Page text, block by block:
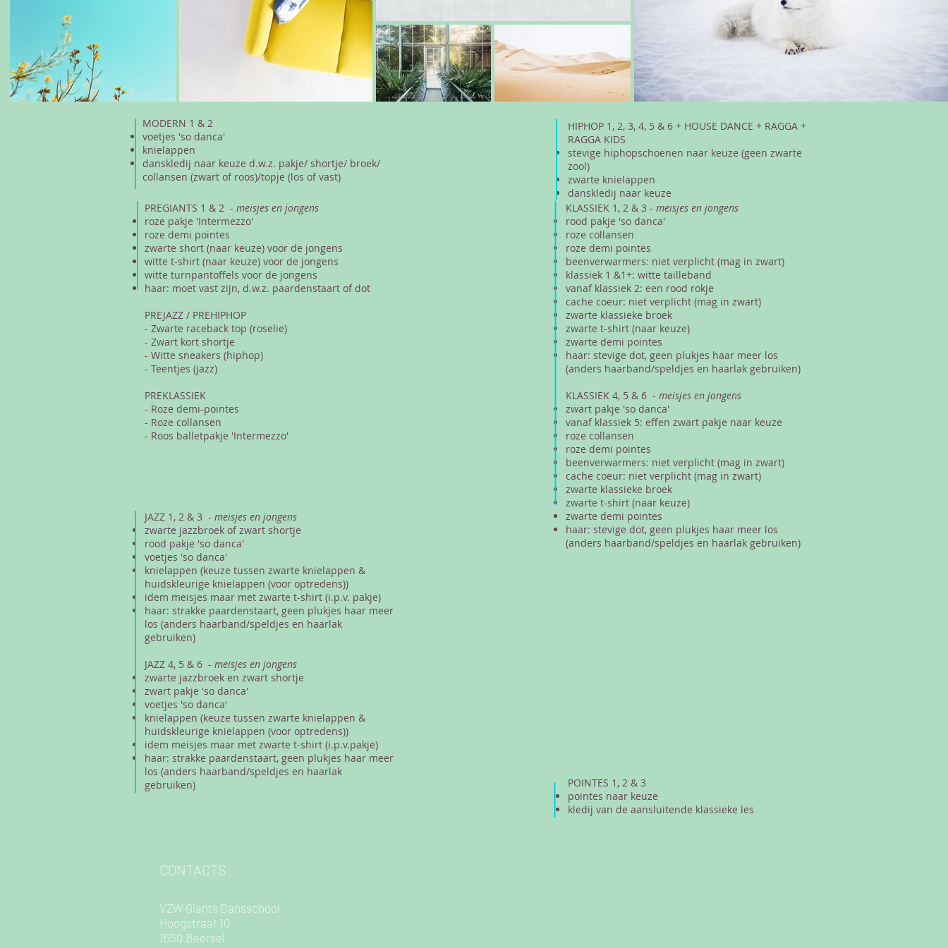
MODERN 1 & 2
voetjes 'so danca'
knielappen
danskledij naar keuze d.w.z. pakje/ shortje/ broek/
collansen (zwart of roos)/topje (los of vast)
HIPHOP 1, 2, 3, 4, 5 & 6 + HOUSE DANCE + RAGGA +
RAGGA KIDS
stevige hiphopschoenen naar keuze (geen zwarte
zool)
zwarte knielappen
danskledij naar keuze
PREGIANTS 1 & 2 - meisjes en jongens
roze pakje 'Intermezzo'
roze demi pointes
zwarte short (naar keuze) voor de jongens
witte t-shirt (naar keuze) voor de jongens
witte turnpantoffels voor de jongens
haar: moet vast zijn, d.w.z. paardenstaart of dot
PREJAZZ / PREHIPHOP
- Zwarte raceback top (roselie)
- Zwart kort shortje
- Witte sneakers (hiphop)
- Teentjes (jazz)
PREKLASSIEK
- Roze demi-pointes
- Roze collansen
- Roos balletpakje 'Intermezzo'
JAZZ 1, 2 & 3 - meisjes en jongens
zwarte jazzbroek of zwart shortje
rood pakje 'so danca'
voetjes 'so danca'
knielappen (keuze tussen zwarte knielappen &
huidskleurige knielappen (voor optredens))
idem meisjes maar met zwarte t-shirt (i.p.v. pakje)
haar: strakke paardenstaart, geen plukjes haar meer
los (anders haarband/speldjes en haarlak
gebruiken)
JAZZ 4, 5 & 6 - meisjes en jongens
zwarte jazzbroek en zwart shortje
zwart pakje 'so danca'
voetjes 'so danca'
knielappen (keuze tussen zwarte knielappen &
huidskleurige knielappen (voor optredens))
idem meisjes maar met zwarte t-shirt (i.p.v.pakje)
haar: strakke paardenstaart, geen plukjes haar meer
los (anders haarband/speldjes en haarlak
gebruiken)
KLASSIEK 1, 2 & 3 - meisjes en jongens
rood pakje 'so danca'
roze collansen
roze demi pointes
beenverwarmers: niet verplicht (mag in zwart)
klassiek 1 &1+: witte tailleband
vanaf klassiek 2: een rood rokje
cache coeur: niet verplicht (mag in zwart)
zwarte klassieke broek
zwarte t-shirt (naar keuze)
zwarte demi pointes
haar: stevige dot, geen plukjes haar meer los
(anders haarband/speldjes en haarlak gebruiken)
KLASSIEK 4, 5 & 6 - meisjes en jongens
zwart pakje 'so danca'
vanaf klassiek 5: effen zwart pakje naar keuze
roze collansen
roze demi pointes
beenverwarmers: niet verplicht (mag in zwart)
cache coeur: niet verplicht (mag in zwart)
zwarte klassieke broek
zwarte t-shirt (naar keuze)
zwarte demi pointes
haar: stevige dot, geen plukjes haar meer los
(anders haarband/speldjes en haarlak gebruiken)
POINTES 1, 2 & 3
pointes naar keuze
kledij van de aansluitende klassieke les
CONTACTS
VZW Giants Dansschool
Hoogstraat 10
1650 Beersel